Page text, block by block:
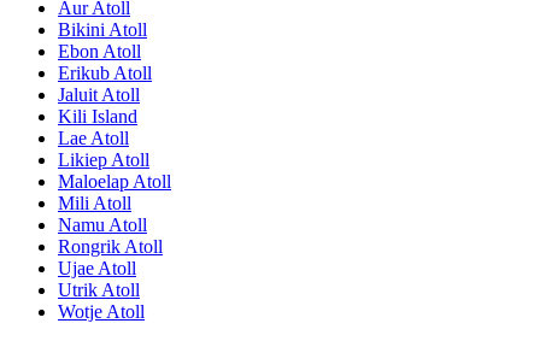
Aur Atoll
Bikini Atoll
Ebon Atoll
Erikub Atoll
Jaluit Atoll
Kili Island
Lae Atoll
Likiep Atoll
Maloelap Atoll
Mili Atoll
Namu Atoll
Rongrik Atoll
Ujae Atoll
Utrik Atoll
Wotje Atoll